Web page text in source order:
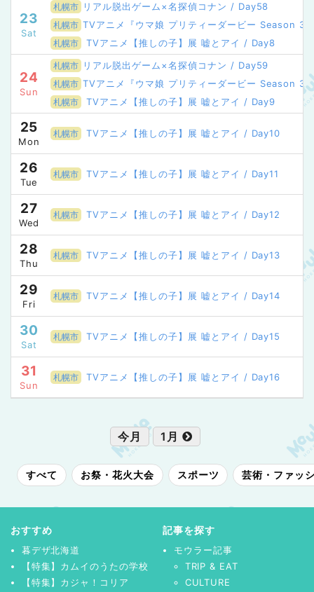
23
Sat
札幌市 リアル脱出ゲーム×名探偵コナン / Day58
札幌市 TVアニメ『ウマ娘 プリティーダービー Season 3
札幌市 TVアニメ【推しの子】展 嘘とアイ / Day8
24
Sun
札幌市 リアル脱出ゲーム×名探偵コナン / Day59
札幌市 TVアニメ『ウマ娘 プリティーダービー Season 3
札幌市 TVアニメ【推しの子】展 嘘とアイ / Day9
25
Mon
札幌市 TVアニメ【推しの子】展 嘘とアイ / Day10
26
Tue
札幌市 TVアニメ【推しの子】展 嘘とアイ / Day11
27
Wed
札幌市 TVアニメ【推しの子】展 嘘とアイ / Day12
28
Thu
札幌市 TVアニメ【推しの子】展 嘘とアイ / Day13
29
Fri
札幌市 TVアニメ【推しの子】展 嘘とアイ / Day14
30
Sat
札幌市 TVアニメ【推しの子】展 嘘とアイ / Day15
31
Sun
札幌市 TVアニメ【推しの子】展 嘘とアイ / Day16
今月 1月
すべて お祭・花火大会 スポーツ 芸術・ファッ
おすすめ
暮デザ北海道
【特集】カムイのうたの学校
【特集】カジャ！コリア
記事を探す
モウラー記事
TRIP & EAT
CULTURE